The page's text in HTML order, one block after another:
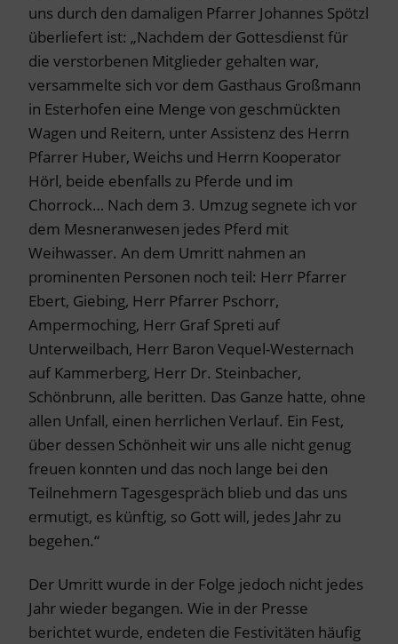
uns durch den damaligen Pfarrer Johannes Spötzl
überliefert ist: „Nachdem der Gottesdienst für
die verstorbenen Mitglieder gehalten war,
versammelte sich vor dem Gasthaus Großmann
in Esterhofen eine Menge von geschmückten
Wagen und Reitern, unter Assistenz des Herrn
Pfarrer Huber, Weichs und Herrn Kooperator
Hörl, beide ebenfalls zu Pferde und im
Chorrock… Nach dem 3. Umzug segnete ich vor
dem Mesneranwesen jedes Pferd mit
Weihwasser. An dem Umritt nahmen an
prominenten Personen noch teil: Herr Pfarrer
Ebert, Giebing, Herr Pfarrer Pschorr,
Ampermoching, Herr Graf Spreti auf
Unterweilbach, Herr Baron Vequel-Westernach
auf Kammerberg, Herr Dr. Steinbacher,
Schönbrunn, alle beritten. Das Ganze hatte, ohne
allen Unfall, einen herrlichen Verlauf. Ein Fest,
über dessen Schönheit wir uns alle nicht genug
freuen konnten und das noch lange bei den
Teilnehmern Tagesgespräch blieb und das uns
ermutigt, es künftig, so Gott will, jedes Jahr zu
begehen.“
Der Umritt wurde in der Folge jedoch nicht jedes
Jahr wieder begangen. Wie in der Presse
berichtet wurde, endeten die Festivitäten häufig